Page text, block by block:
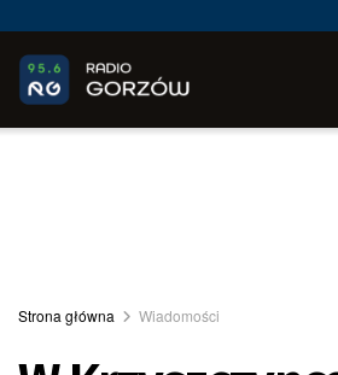
Strona główna Wiadomości